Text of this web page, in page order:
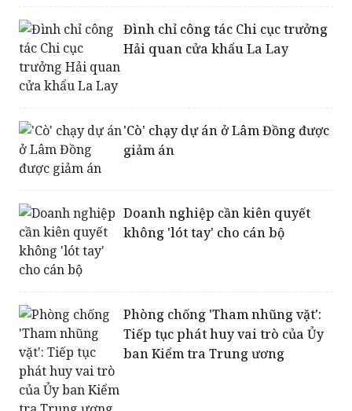
Đình chỉ công tác Chi cục trưởng
Hải quan cửa khẩu La Lay
'Cò' chạy dự án ở Lâm Đồng được
giảm án
Doanh nghiệp cần kiên quyết
không 'lót tay' cho cán bộ
Phòng chống 'Tham nhũng vặt':
Tiếp tục phát huy vai trò của Ủy
ban Kiểm tra Trung ương